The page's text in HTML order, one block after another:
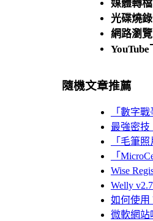
媒體轉檔
光碟燒錄
網路瀏覽
隨機文章推薦
「數字
最強密技
「毛筆
「
Wise
Welly
如何使用
微軟網